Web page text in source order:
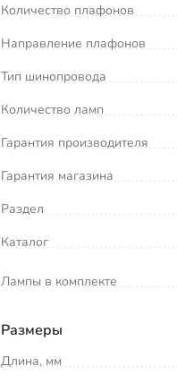
Количество плафонов
Направление плафонов
Тип шинопровода
Количество ламп
Гарантия производителя
Гарантия магазина
Раздел
Каталог
Лампы в комплекте
Размеры
Длина, мм